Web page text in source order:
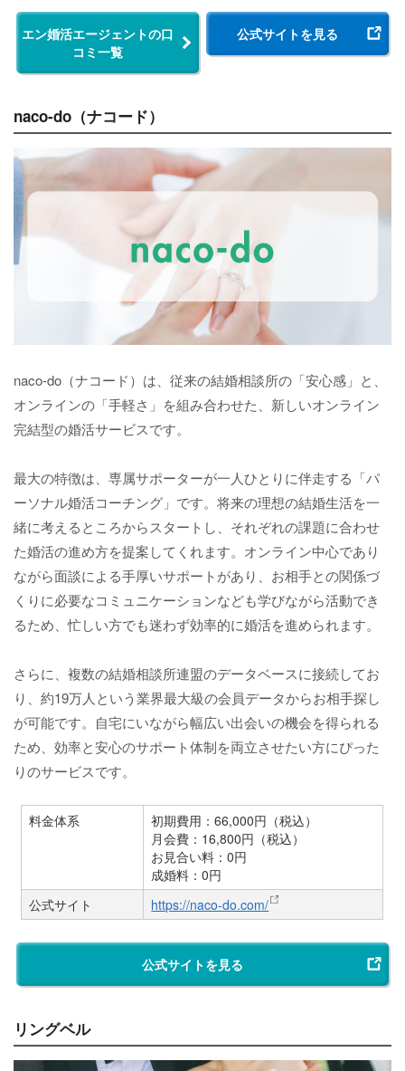
エン婚活エージェントの口
コミ一覧
公式サイトを見る
naco-do（ナコード）
naco-do（ナコード）は、従来の結婚相談所の「安心感」と、
オンラインの「手軽さ」を組み合わせた、新しいオンライン
完結型の婚活サービスです。
最大の特徴は、専属サポーターが一人ひとりに伴走する「パ
ーソナル婚活コーチング」です。将来の理想の結婚生活を一
緒に考えるところからスタートし、それぞれの課題に合わせ
た婚活の進め方を提案してくれます。オンライン中心であり
ながら面談による手厚いサポートがあり、お相手との関係づ
くりに必要なコミュニケーションなども学びながら活動でき
るため、忙しい方でも迷わず効率的に婚活を進められます。
さらに、複数の結婚相談所連盟のデータベースに接続してお
り、約19万人という業界最大級の会員データからお相手探し
が可能です。自宅にいながら幅広い出会いの機会を得られる
ため、効率と安心のサポート体制を両立させたい方にぴった
りのサービスです。
料金体系
初期費用：66,000円（税込）
月会費：16,800円（税込）
お見合い料：0円
成婚料：0円
公式サイト
https://naco-do.com/
公式サイトを見る
リングベル